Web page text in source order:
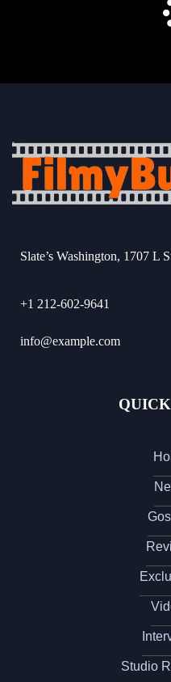
Slate’s Washington, 1707 L
+1 212-602-9641
info@example.com
Studio